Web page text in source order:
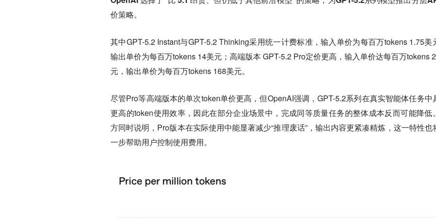
价策略。
其中GPT-5.2 Instant与GPT-5.2 Thinking采用统一计费标准，输入单价为每百万tokens 1.75美
输出单价为每百万tokens 14美元；高端版本 GPT-5.2 Pro定价更高，输入单价达每百万tokens
元，输出单价为每百万tokens 168美元。
尽管Pro等高端版本的单次token单价更高，但OpenAI强调，GPT-5.2系列在真实智能体任务中
更高的token使用效率，因此在部分企业场景中，完成同等质量任务的整体成本反而可能降低
方同时说明，Pro版本在实际使用中能显著减少“推理废话”，输出内容更紧凑精炼，这一特性也
一步帮助用户控制使用费用。